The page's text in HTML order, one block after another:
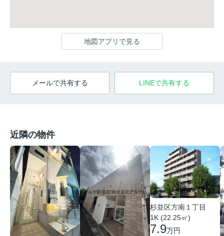
地図アプリで見る
メールで共有する LINEで共有する
近隣の物件
杉並区方南１丁目
1K (22.25㎡)
7.9万円